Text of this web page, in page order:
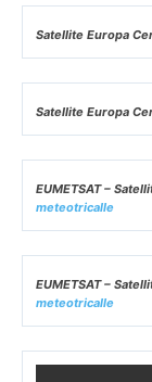
Satellite Europa
Satellite Europa
EUMETSAT –
meteotricalle
EUMETSAT –
meteotricalle